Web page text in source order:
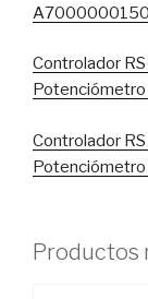
Controlador
Potenciómetro
Controlador
Potenciómetro
Productos